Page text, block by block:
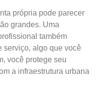
própria pode parecer
grandes. Uma
também
serviço, algo que você
você protege seu
a infraestrutura urbana